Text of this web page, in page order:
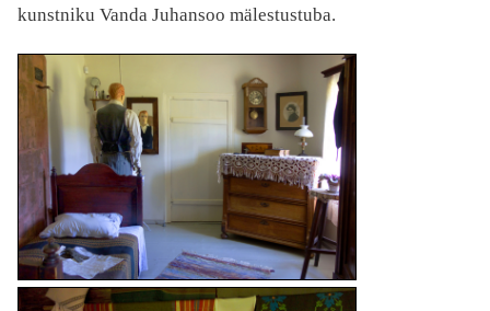
kunstniku Vanda Juhansoo mälestustuba.